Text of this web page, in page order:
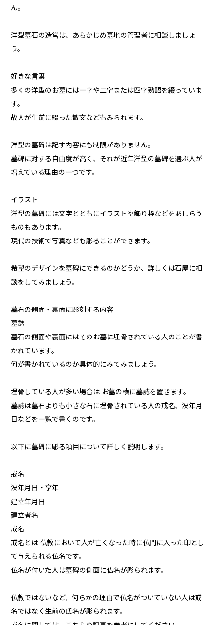
ん。
洋型墓石の造営は、あらかじめ墓地の管理者に相談しましょ
う。
好きな言葉
多くの洋型のお墓には一字や二字または四字熟語を綴っていま
す。
故人が生前に綴った散文などもみられます。
洋型の墓碑は記す内容にも制限がありません。
墓碑に対する自由度が高く、それが近年洋型の墓碑を選ぶ人が
増えている理由の一つです。
イラスト
洋型の墓碑には文字とともにイラストや飾り枠などをあしらう
ものもあります。
現代の技術で写真なども彫ることができます。
希望のデザインを墓碑にできるのかどうか、詳しくは石屋に相
談をしてみましょう。
墓石の側面・裏面に彫刻する内容
墓誌
墓石の側面や裏面にはそのお墓に埋骨されている人のことが書
かれています。
何が書かれているのか具体的にみてみましょう。
埋骨している人が多い場合は お墓の横に墓誌を置きます。
墓誌は墓石よりも小さな石に埋骨されている人の戒名、没年月
日などを一覧で書くのです。
以下に墓碑に彫る項目について詳しく説明します。
戒名
没年月日・享年
建立年月日
建立者名
戒名
戒名とは 仏教において人が亡くなった時に仏門に入った印とし
て与えられる仏名です。
仏名が付いた人は墓碑の側面に仏名が彫られます。
仏教ではないなど、何らかの理由で仏名がついていない人は戒
名ではなく生前の氏名が彫られます。